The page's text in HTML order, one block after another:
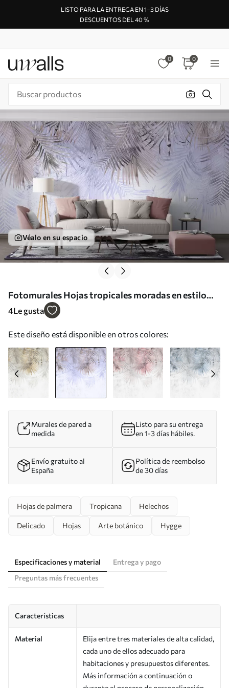
LISTO PARA LA ENTREGA EN 1–3 DÍAS
DESCUENTOS DEL 40 %
0 0
Véalo en su espacio
Fotomurales Hojas tropicales moradas en estilo
grunge Nr. u93843v1
4Le gusta
Este diseño está disponible en otros colores:
Murales de pared a
medida
Listo para su entrega
en 1-3 días hábiles.
Envío gratuito al
España
Política de reembolso
de 30 días
Hojas de palmera Tropicana Helechos
Delicado Hojas Arte botánico Hygge
Especificaciones y material
Entrega y pago
Preguntas más frecuentes
Características
Material
Elija entre tres materiales de alta calidad,
cada uno de ellos adecuado para
habitaciones y presupuestos diferentes.
Más información a continuación o